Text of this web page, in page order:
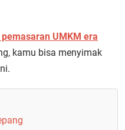
UMKM era
kamu bisa menyimak